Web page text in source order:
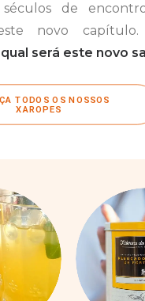
de
novo
qual será este novo
TODOS OS NOSSOS
XAROPES